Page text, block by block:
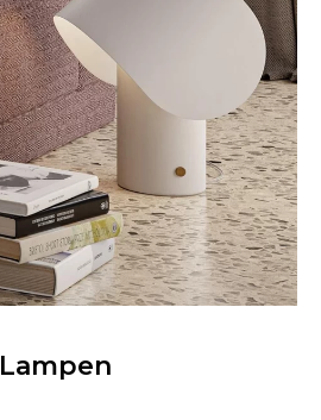
Lampen